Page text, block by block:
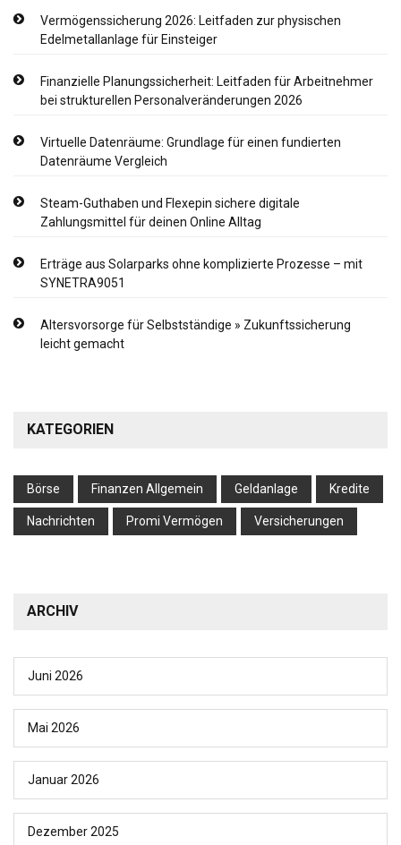
Vermögenssicherung 2026: Leitfaden zur physischen
Edelmetallanlage für Einsteiger
Finanzielle Planungssicherheit: Leitfaden für Arbeitnehmer
bei strukturellen Personalveränderungen 2026
Virtuelle Datenräume: Grundlage für einen fundierten
Datenräume Vergleich
Steam-Guthaben und Flexepin sichere digitale
Zahlungsmittel für deinen Online Alltag
Erträge aus Solarparks ohne komplizierte Prozesse – mit
SYNETRA9051
Altersvorsorge für Selbstständige » Zukunftssicherung
leicht gemacht
KATEGORIEN
Börse Finanzen Allgemein Geldanlage Kredite
Nachrichten Promi Vermögen Versicherungen
ARCHIV
Juni 2026
Mai 2026
Januar 2026
Dezember 2025